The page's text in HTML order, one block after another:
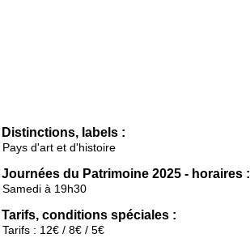
Distinctions, labels :
Pays d'art et d'histoire
Journées du Patrimoine 2025 - horaires :
Samedi à 19h30
Tarifs, conditions spéciales :
Tarifs : 12€ / 8€ / 5€